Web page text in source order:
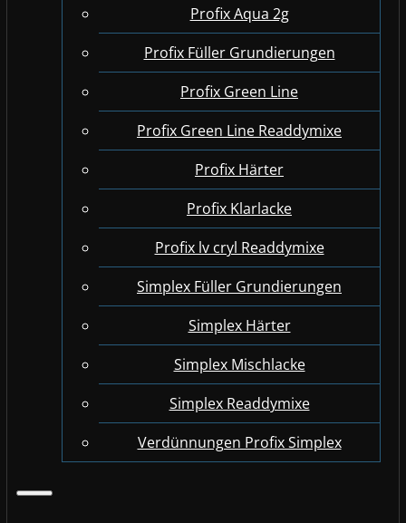
Profix Aqua 2g
Profix Füller Grundierungen
Profix Green Line
Profix Green Line Readdymixe
Profix Härter
Profix Klarlacke
Profix lv cryl Readdymixe
Simplex Füller Grundierungen
Simplex Härter
Simplex Mischlacke
Simplex Readdymixe
Verdünnungen Profix Simplex